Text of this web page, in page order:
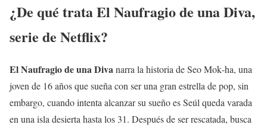
¿De qué trataEl Naufragio de una Diva,
serie de Netflix?
El Naufragio de una Divanarra la historia de Seo Mok‑ha, una
joven de 16 años que sueña con ser una gran estrella de pop, sin
embargo, cuando intenta alcanzar su sueño es Seúl queda varada
en una isla desierta hasta los 31. Después de ser rescatada, busca